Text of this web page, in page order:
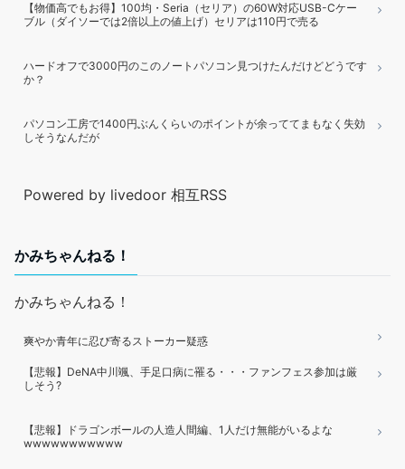
【物価高でもお得】100均・Seria（セリア）の60W対応USB-Cケー
ブル（ダイソーでは2倍以上の値上げ）セリアは110円で売る
ハードオフで3000円のこのノートパソコン見つけたんだけどどうです
か？
パソコン工房で1400円ぶんくらいのポイントが余っててまもなく失効
しそうなんだが
Powered by livedoor 相互RSS
かみちゃんねる！
かみちゃんねる！
爽やか青年に忍び寄るストーカー疑惑
【悲報】DeNA中川颯、手足口病に罹る・・・ファンフェス参加は厳
しそう?
【悲報】ドラゴンボールの人造人間編、1人だけ無能がいるよな
wwwwwwwwwww